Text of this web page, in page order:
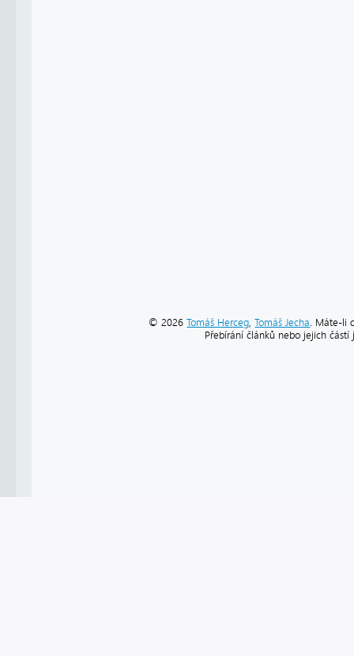
© 2026Tomáš Herceg ,Tomáš Jecha . Máte-li
Přebírání článků nebo jejich